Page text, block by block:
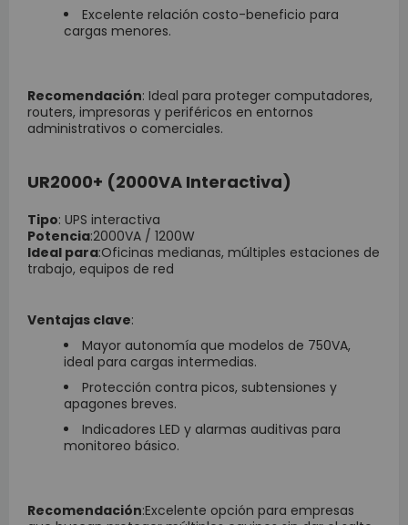
Excelente relación costo-beneficio para
cargas menores.
Recomendación: Ideal para proteger computadores,
routers, impresoras y periféricos en entornos
administrativos o comerciales.
UR2000+ (2000VA Interactiva)
Tipo: UPS interactiva
Potencia:2000VA / 1200W
Ideal para:Oficinas medianas, múltiples estaciones de
trabajo, equipos de red
Ventajas clave:
Mayor autonomía que modelos de 750VA,
ideal para cargas intermedias.
Protección contra picos, subtensiones y
apagones breves.
Indicadores LED y alarmas auditivas para
monitoreo básico.
Recomendación:Excelente opción para empresas